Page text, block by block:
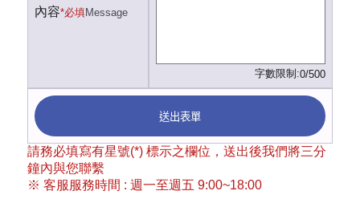
內容*必填Message
字數限制:0/500
送出表單
請務必填寫有星號(*) 標示之欄位，送出後我們將三分
鐘內與您聯繫
※ 客服服務時間 : 週一至週五 9:00~18:00